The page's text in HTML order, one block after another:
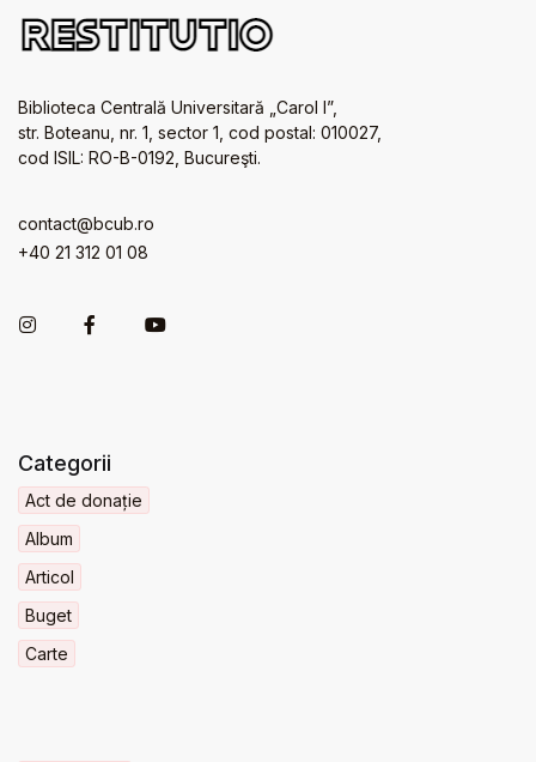
Biblioteca Centrală Universitară „Carol I”,
str. Boteanu, nr. 1, sector 1, cod postal: 010027,
cod ISIL: RO-B-0192, Bucureşti.
contact@bcub.ro
+40 21 312 01 08
Categorii
Act de donație
Album
Articol
Buget
Carte